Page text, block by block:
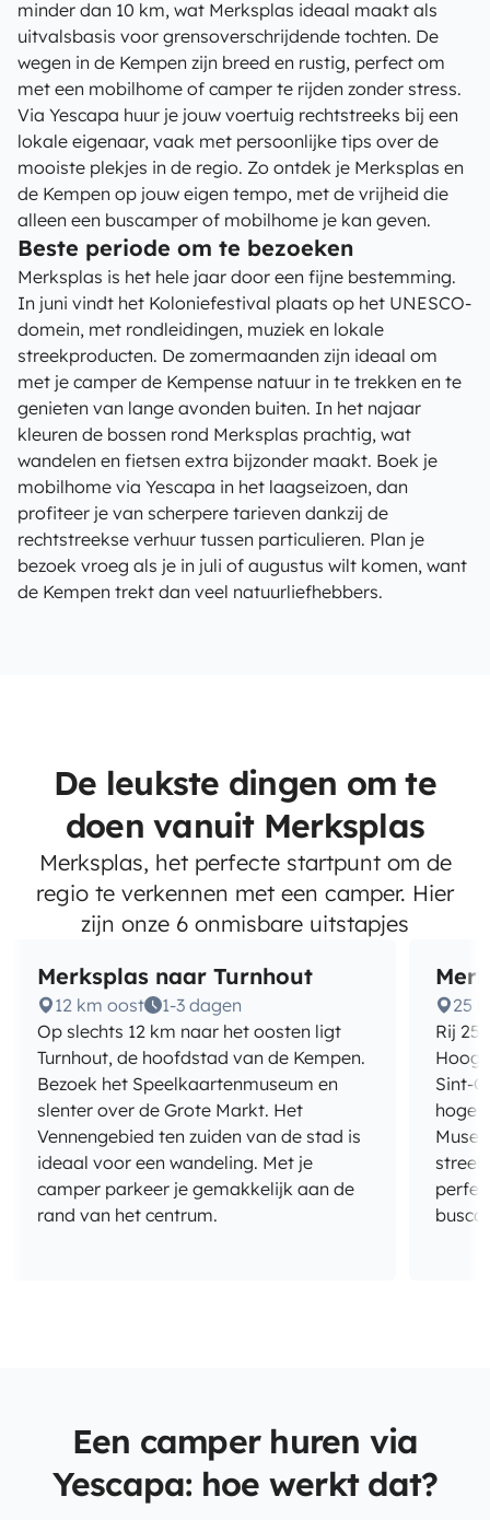
minder dan 10 km, wat Merksplas ideaal maakt als
uitvalsbasis voor grensoverschrijdende tochten. De
wegen in de Kempen zijn breed en rustig, perfect om
met een mobilhome of camper te rijden zonder stress.
Via Yescapa huur je jouw voertuig rechtstreeks bij een
lokale eigenaar, vaak met persoonlijke tips over de
mooiste plekjes in de regio. Zo ontdek je Merksplas en
de Kempen op jouw eigen tempo, met de vrijheid die
alleen een buscamper of mobilhome je kan geven.
Beste periode om te bezoeken
Merksplas is het hele jaar door een fijne bestemming.
In juni vindt het Koloniefestival plaats op het UNESCO-
domein, met rondleidingen, muziek en lokale
streekproducten. De zomermaanden zijn ideaal om
met je camper de Kempense natuur in te trekken en te
genieten van lange avonden buiten. In het najaar
kleuren de bossen rond Merksplas prachtig, wat
wandelen en fietsen extra bijzonder maakt. Boek je
mobilhome via Yescapa in het laagseizoen, dan
profiteer je van scherpere tarieven dankzij de
rechtstreekse verhuur tussen particulieren. Plan je
bezoek vroeg als je in juli of augustus wilt komen, want
de Kempen trekt dan veel natuurliefhebbers.
De leukste dingen om te
doen vanuit Merksplas
Merksplas, het perfecte startpunt om de
regio te verkennen met een camper. Hier
zijn onze 6 onmisbare uitstapjes
Merksplas naar Turnhout
12 km oost
1-3 dagen
Op slechts 12 km naar het oosten ligt
Turnhout, de hoofdstad van de Kempen.
Bezoek het Speelkaartenmuseum en
slenter over de Grote Markt. Het
Vennengebied ten zuiden van de stad is
ideaal voor een wandeling. Met je
camper parkeer je gemakkelijk aan de
rand van het centrum.
25
Rij 25
Sint-
hoge
Een camper huren via
Yescapa: hoe werkt dat?